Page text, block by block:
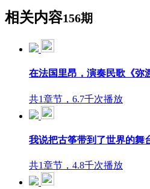
相关内容156期
在法国里昂，演奏民歌《弥
共1章节，6.7千次播放
我说把古筝带到了世界的舞
共1章节，4.8千次播放